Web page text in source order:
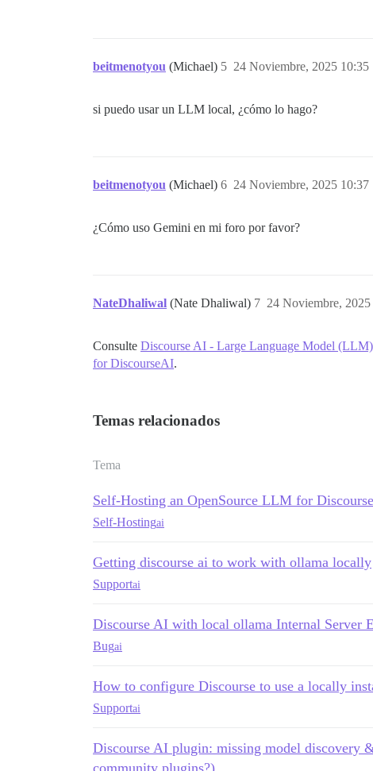
beitmenotyou (Michael) 24 Noviembre, 2025 10:35
5
si puedo usar un LLM local, ¿cómo lo hago?
beitmenotyou (Michael) 24 Noviembre, 2025 10:37
6
¿Cómo uso Gemini en mi foro por favor?
NateDhaliwal (Nate Dhaliwal) 24 Noviembre,
7
Consulte Discourse AI - Large Language Model (LLM)
for DiscourseAI.
Temas relacionados
Tema
Self-Hosting an OpenSource LLM for
Self-Hostingai
Getting discourse ai to work with ollama locally
Supportai
Discourse AI with local ollama Internal Server
Bugai
How to configure Discourse to use a locally
Supportai
Discourse AI plugin: missing model discovery